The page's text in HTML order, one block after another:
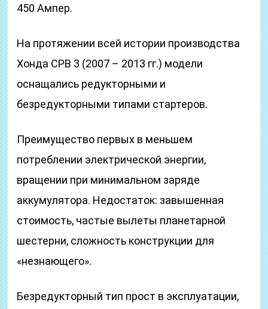
450 Ампер.
На протяжении всей истории производства
Хонда СРВ 3 (2007 – 2013 гг.) модели
оснащались редукторными и
безредукторными типами стартеров.
Преимущество первых в меньшем
потреблении электрической энергии,
вращении при минимальном заряде
аккумулятора. Недостаток: завышенная
стоимость, частые вылеты планетарной
шестерни, сложность конструкции для
«незнающего».
Безредукторный тип прост в эксплуатации,